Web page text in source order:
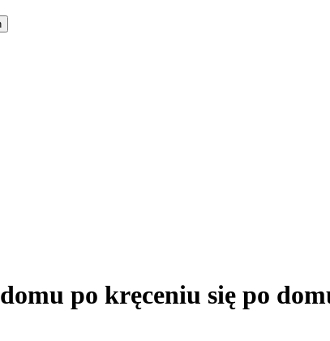
po kręceniu się po